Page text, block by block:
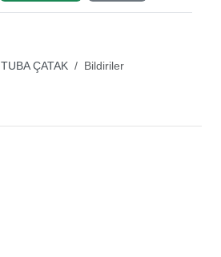
TUBA ÇATAK Bildiriler